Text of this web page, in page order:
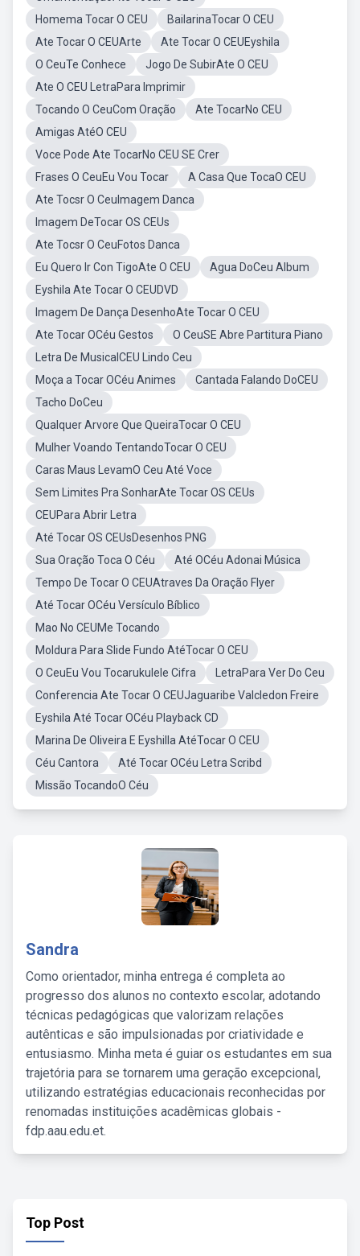
Homema Tocar O CEU
BailarinaTocar O CEU
Ate Tocar O CEUArte
Ate Tocar O CEUEyshila
O CeuTe Conhece
Jogo De SubirAte O CEU
Ate O CEU LetraPara Imprimir
Tocando O CeuCom Oração
Ate TocarNo CEU
Amigas AtéO CEU
Voce Pode Ate TocarNo CEU SE Crer
Frases O CeuEu Vou Tocar
A Casa Que TocaO CEU
Ate Tocsr O CeuImagem Danca
Imagem DeTocar OS CEUs
Ate Tocsr O CeuFotos Danca
Eu Quero Ir Con TigoAte O CEU
Agua DoCeu Album
Eyshila Ate Tocar O CEUDVD
Imagem De Dança DesenhoAte Tocar O CEU
Ate Tocar OCéu Gestos
O CeuSE Abre Partitura Piano
Letra De MusicalCEU Lindo Ceu
Moça a Tocar OCéu Animes
Cantada Falando DoCEU
Tacho DoCeu
Qualquer Arvore Que QueiraTocar O CEU
Mulher Voando TentandoTocar O CEU
Caras Maus LevamO Ceu Até Voce
Sem Limites Pra SonharAte Tocar OS CEUs
CEUPara Abrir Letra
Até Tocar OS CEUsDesenhos PNG
Sua Oração Toca O Céu
Até OCéu Adonai Música
Tempo De Tocar O CEUAtraves Da Oração Flyer
Até Tocar OCéu Versículo Bíblico
Mao No CEUMe Tocando
Moldura Para Slide Fundo AtéTocar O CEU
O CeuEu Vou Tocarukulele Cifra
LetraPara Ver Do Ceu
Conferencia Ate Tocar O CEUJaguaribe Valcledon Freire
Eyshila Até Tocar OCéu Playback CD
Marina De Oliveira E Eyshilla AtéTocar O CEU
Céu Cantora
Até Tocar OCéu Letra Scribd
Missão TocandoO Céu
Sandra
Como orientador, minha entrega é completa ao
progresso dos alunos no contexto escolar, adotando
técnicas pedagógicas que valorizam relações
autênticas e são impulsionadas por criatividade e
entusiasmo. Minha meta é guiar os estudantes em sua
trajetória para se tornarem uma geração excepcional,
utilizando estratégias educacionais reconhecidas por
renomadas instituições acadêmicas globais -
fdp.aau.edu.et.
Top Post